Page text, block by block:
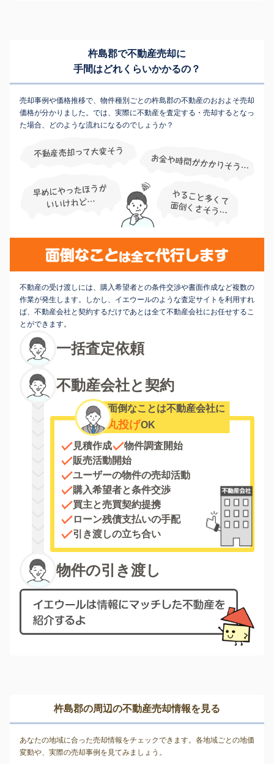
杵島郡で不動産売却に
手間はどれくらいかかるの？
売却事例や価格推移で、物件種別ごとの杵島郡の不動産のおおよそ売却
価格が分かりました。では、実際に不動産を査定する・売却するとなっ
た場合、どのような流れになるのでしょうか？
不動産の受け渡しには、購入希望者との条件交渉や書面作成など複数の
作業が発生します。しかし、イエウールのような査定サイトを利用すれ
ば、不動産会社と契約するだけであとは全て不動産会社にお任せするこ
とができます。
一括査定依頼
不動産会社と契約
面倒なことは不動産会社に
丸投げOK
見積作成
物件調査開始
販売活動開始
ユーザーの物件の売却活動
購入希望者と条件交渉
買主と売買契約提携
ローン残債支払いの手配
引き渡しの立ち合い
物件の引き渡し
杵島郡の周辺の不動産売却情報を見る
あなたの地域に合った売却情報をチェックできます。各地域ごとの地価
変動や、実際の売却事例を見てみましょう。